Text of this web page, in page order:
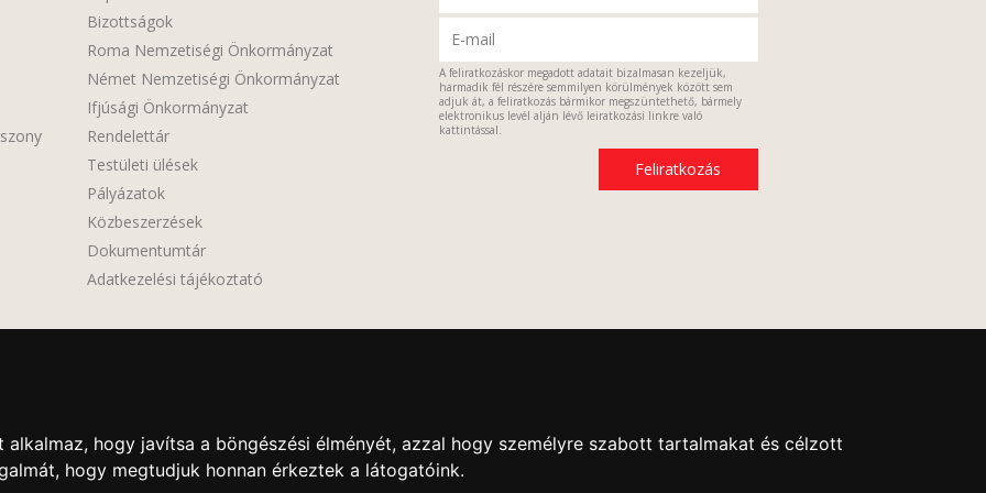
hogy javítsa a böngészési élményét, azzal hogy személyre szabott tartalmakat és célzott
hogy megtudjuk honnan érkeztek a látogatóink.
Bizottságok
Roma Nemzetiségi Önkormányzat
Német Nemzetiségi Önkormányzat
Ifjúsági Önkormányzat
Rendelettár
Testületi ülések
Pályázatok
Közbeszerzések
Dokumentumtár
Adatkezelési tájékoztató
A feliratkozáskor megadott adatait bizalmasan kezeljük,
harmadik fél részére semmilyen körülmények között sem
adjuk át, a feliratkozás bármikor megszüntethető, bármely
elektronikus levél alján lévő leiratkozási linkre való
kattintással.